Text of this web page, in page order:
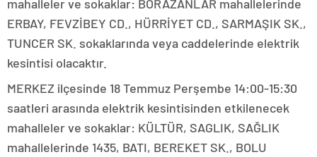
mahalleler ve sokaklar: BORAZANLAR mahallelerinde
ERBAY, FEVZİBEY CD., HÜRRİYET CD., SARMAŞIK SK.,
TUNCER SK. sokaklarında veya caddelerinde elektrik
kesintisi olacaktır.
MERKEZ ilçesinde 18 Temmuz Perşembe 14:00-15:30
saatleri arasında elektrik kesintisinden etkilenecek
mahalleler ve sokaklar: KÜLTÜR, SAGLIK, SAĞLIK
mahallelerinde 1435, BATI, BEREKET SK., BOLU